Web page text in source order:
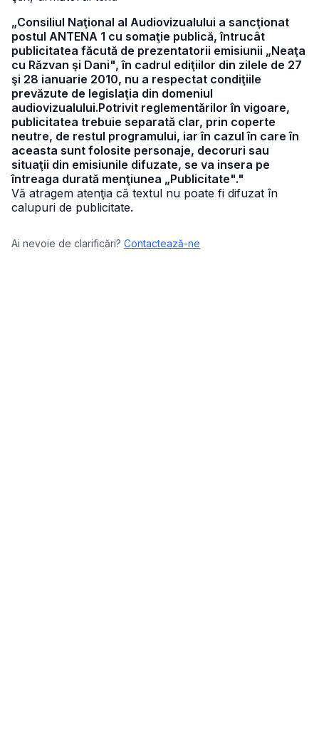
„Consiliul Naţional al Audiovizualului a sancţionat
postul ANTENA 1 cu somaţie publică, întrucât
publicitatea făcută de prezentatorii emisiunii „Neaţa
cu Răzvan şi Dani", în cadrul ediţiilor din zilele de 27
şi 28 ianuarie 2010, nu a respectat condiţiile
prevăzute de legislaţia din domeniul
audiovizualului.Potrivit reglementărilor în vigoare,
publicitatea trebuie separată clar, prin coperte
neutre, de restul programului, iar în cazul în care în
aceasta sunt folosite personaje, decoruri sau
situaţii din emisiunile difuzate, se va insera pe
întreaga durată menţiunea „Publicitate"."
Vă atragem atenţia că textul nu poate fi difuzat în
calupuri de publicitate.
Ai nevoie de clarificări? Contactează-ne